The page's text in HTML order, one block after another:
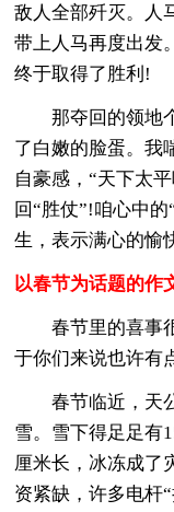
敌人全部歼灭。人
带上人马再度出发
终于取得了胜利!
那夺回的领地
了白嫩的脸蛋。我
自豪感，“天下太
回“胜仗”!咱心中
生，表示满心的愉
以春节为话题的作
春节里的喜事
于你们来说也许有
春节临近，天
雪。雪下得足足有
厘米长，冰冻成了
资紧缺，许多电杆